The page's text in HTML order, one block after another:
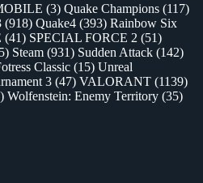
(3) Quake Champions (117)
(918) Quake4 (393) Rainbow Six
(41) SPECIAL FORCE 2 (51)
Steam (931) Sudden Attack (142)
Classic (15) Unreal
3 (47) VALORANT (1139)
Wolfenstein: Enemy Territory (35)